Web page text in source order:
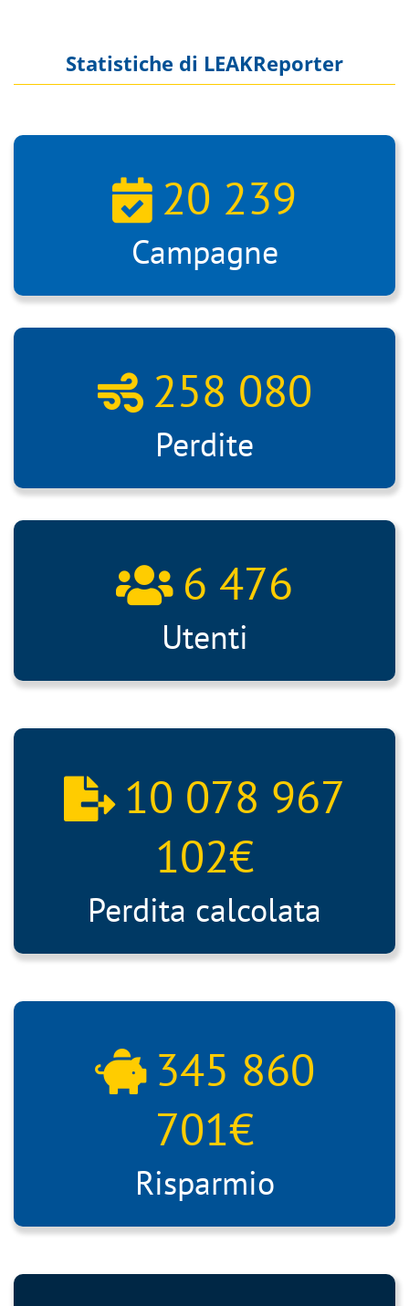
Statistiche di LEAKReporter
20 239
Campagne
258 080
Perdite
6 476
Utenti
10 078 967
102€
Perdita calcolata
345 860
701€
Risparmio